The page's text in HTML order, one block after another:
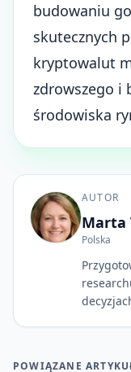
budowaniu
skutecznych
kryptowalut
zdrowszego i
środowiska
AUTOR
Marta
Polska
POWIĄZANE